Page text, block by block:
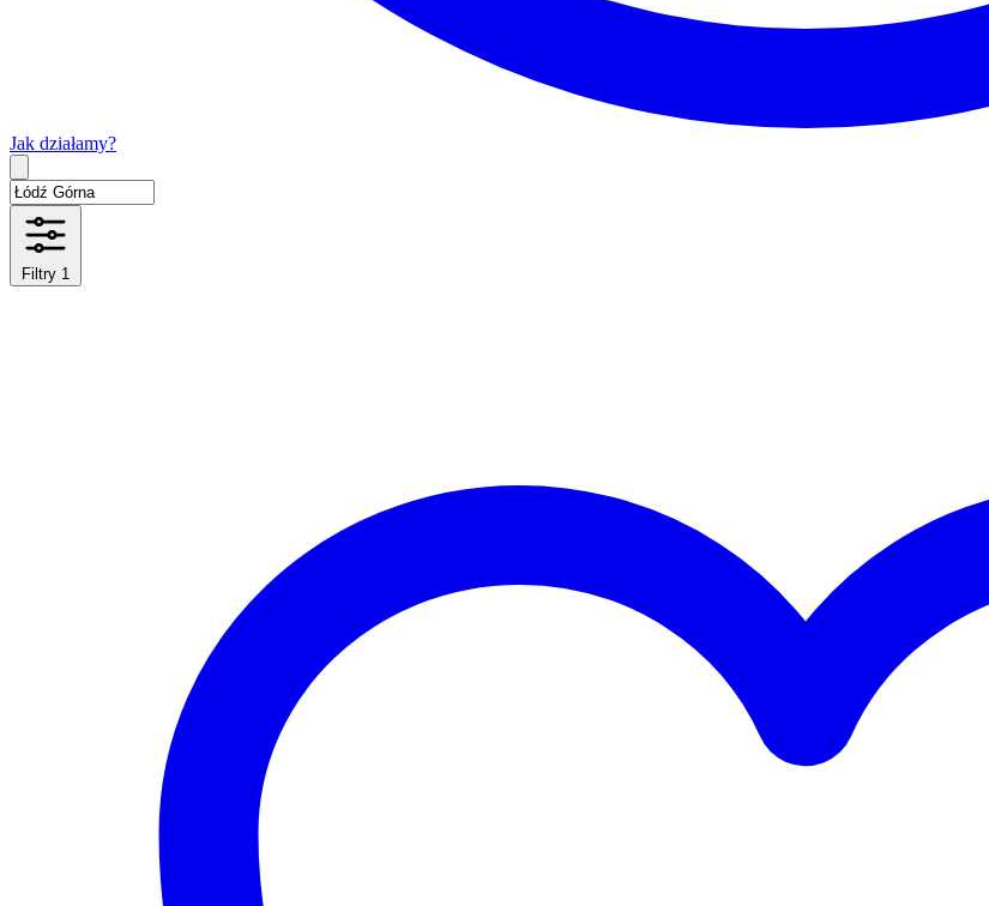
Jak działamy?
Filtry 1